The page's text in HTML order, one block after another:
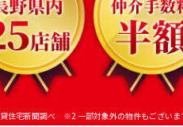
住宅新聞調べ ※2 一部対象外の物件もございま